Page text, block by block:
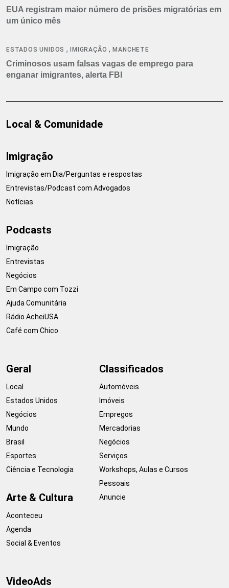
EUA registram maior número de prisões migratórias em
um único mês
ESTADOS UNIDOS ,IMIGRAÇÃO ,MANCHETE
Criminosos usam falsas vagas de emprego para
enganar imigrantes, alerta FBI
Local & Comunidade
Imigração
Imigração em Dia/Perguntas e respostas
Entrevistas/Podcast com Advogados
Notícias
Podcasts
Imigração
Entrevistas
Negócios
Em Campo com Tozzi
Ajuda Comunitária
Rádio AcheiUSA
Café com Chico
Geral
Local
Estados Unidos
Negócios
Mundo
Brasil
Esportes
Ciência e Tecnologia
Arte & Cultura
Aconteceu
Agenda
Social & Eventos
Classificados
Automóveis
Imóveis
Empregos
Mercadorias
Negócios
Serviços
Workshops, Aulas e Cursos
Pessoais
Anuncie
VideoAds